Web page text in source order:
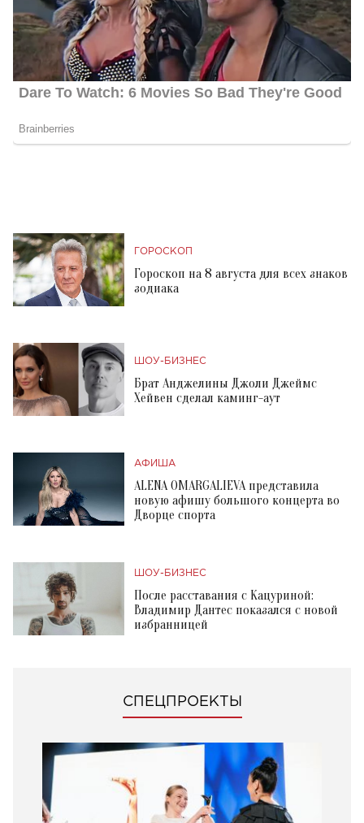
ГОРОСКОП
Гороскоп на 8 августа для всех знаков
зодиака
ШОУ-БИЗНЕС
Брат Анджелины Джоли Джеймс
Хейвен сделал каминг-аут
АФИША
ALENA OMARGALIEVA представила
новую афишу большого концерта во
Дворце спорта
ШОУ-БИЗНЕС
После расставания с Кацуриной:
Владимир Дантес показался с новой
избранницей
СПЕЦПРОЕКТЫ